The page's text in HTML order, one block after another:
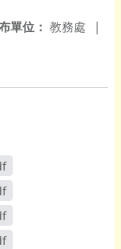
單位： 教務處 |